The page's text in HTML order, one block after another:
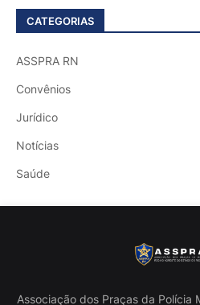
CATEGORIAS
ASSPRA RN
Convênios
Jurídico
Notícias
Saúde
Associação dos Praças da Polícia